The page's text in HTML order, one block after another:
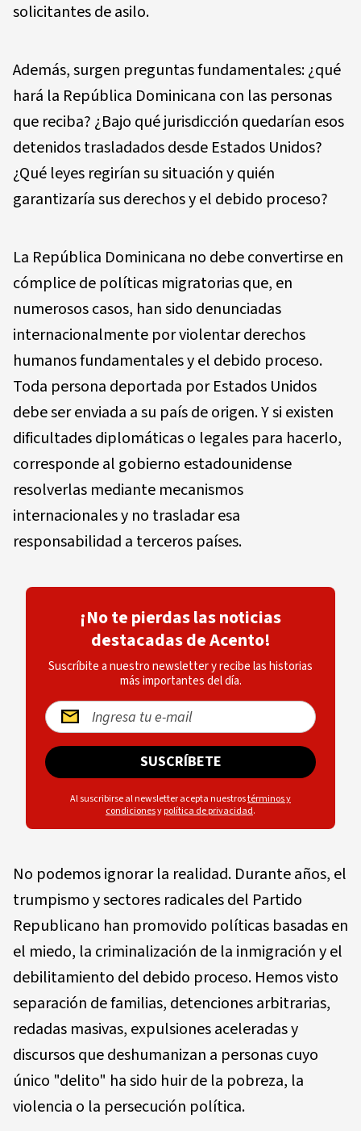
solicitantes de asilo.
Además, surgen preguntas fundamentales: ¿qué
hará la República Dominicana con las personas
que reciba? ¿Bajo qué jurisdicción quedarían esos
detenidos trasladados desde Estados Unidos?
¿Qué leyes regirían su situación y quién
garantizaría sus derechos y el debido proceso?
La República Dominicana no debe convertirse en
cómplice de políticas migratorias que, en
numerosos casos, han sido denunciadas
internacionalmente por violentar derechos
humanos fundamentales y el debido proceso.
Toda persona deportada por Estados Unidos
debe ser enviada a su país de origen. Y si existen
dificultades diplomáticas o legales para hacerlo,
corresponde al gobierno estadounidense
resolverlas mediante mecanismos
internacionales y no trasladar esa
responsabilidad a terceros países.
¡No te pierdas las noticias
destacadas de Acento!
Suscríbite a nuestro newsletter y recibe las historias
más importantes del día.
SUSCRÍBETE
Al suscribirse al newsletter acepta nuestrostérminos y
condicionesypolítica de privacidad.
No podemos ignorar la realidad. Durante años, el
trumpismo y sectores radicales del Partido
Republicano han promovido políticas basadas en
el miedo, la criminalización de la inmigración y el
debilitamiento del debido proceso. Hemos visto
separación de familias, detenciones arbitrarias,
redadas masivas, expulsiones aceleradas y
discursos que deshumanizan a personas cuyo
único "delito" ha sido huir de la pobreza, la
violencia o la persecución política.